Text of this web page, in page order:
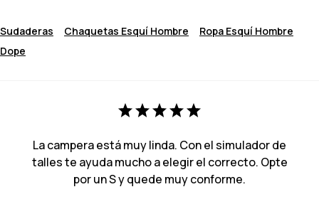
Sudaderas Chaquetas Esquí Hombre
Ropa Esquí Hombre
Dope
La campera está muy linda. Con el simulador de
talles te ayuda mucho a elegir el correcto. Opte
por un S y quede muy conforme.